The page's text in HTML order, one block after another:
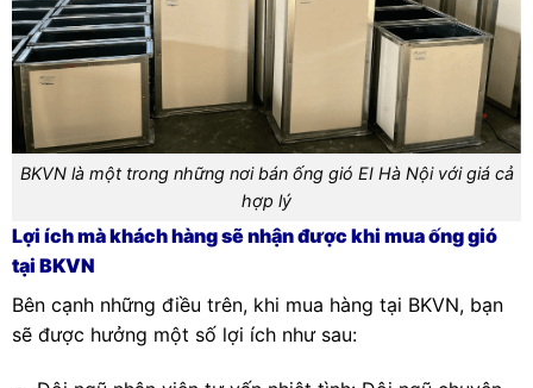
BKVN là một trong những nơi bán ống gió EI Hà Nội với giá cả
hợp lý
Lợi ích mà khách hàng sẽ nhận được khi mua ống gió
tại BKVN
Bên cạnh những điều trên, khi mua hàng tại BKVN, bạn
sẽ được hưởng một số lợi ích như sau: